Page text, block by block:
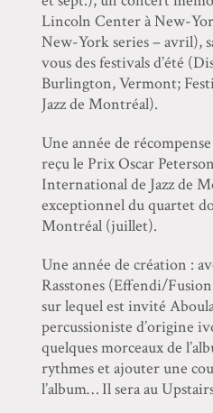
Lincoln Center à New-
New-York series – avril),
vous des festivals d’été
Burlington, Vermont;
Jazz de Montréal).
Une année de
reçu le Prix Oscar
International de Jazz de
exceptionnel du quartet
Montréal (juillet).
Une année de création :
Rasstones (Effendi/
sur lequel est invité
percussioniste d’origine
quelques morceaux de
rythmes et ajouter une
l’album… Il sera au